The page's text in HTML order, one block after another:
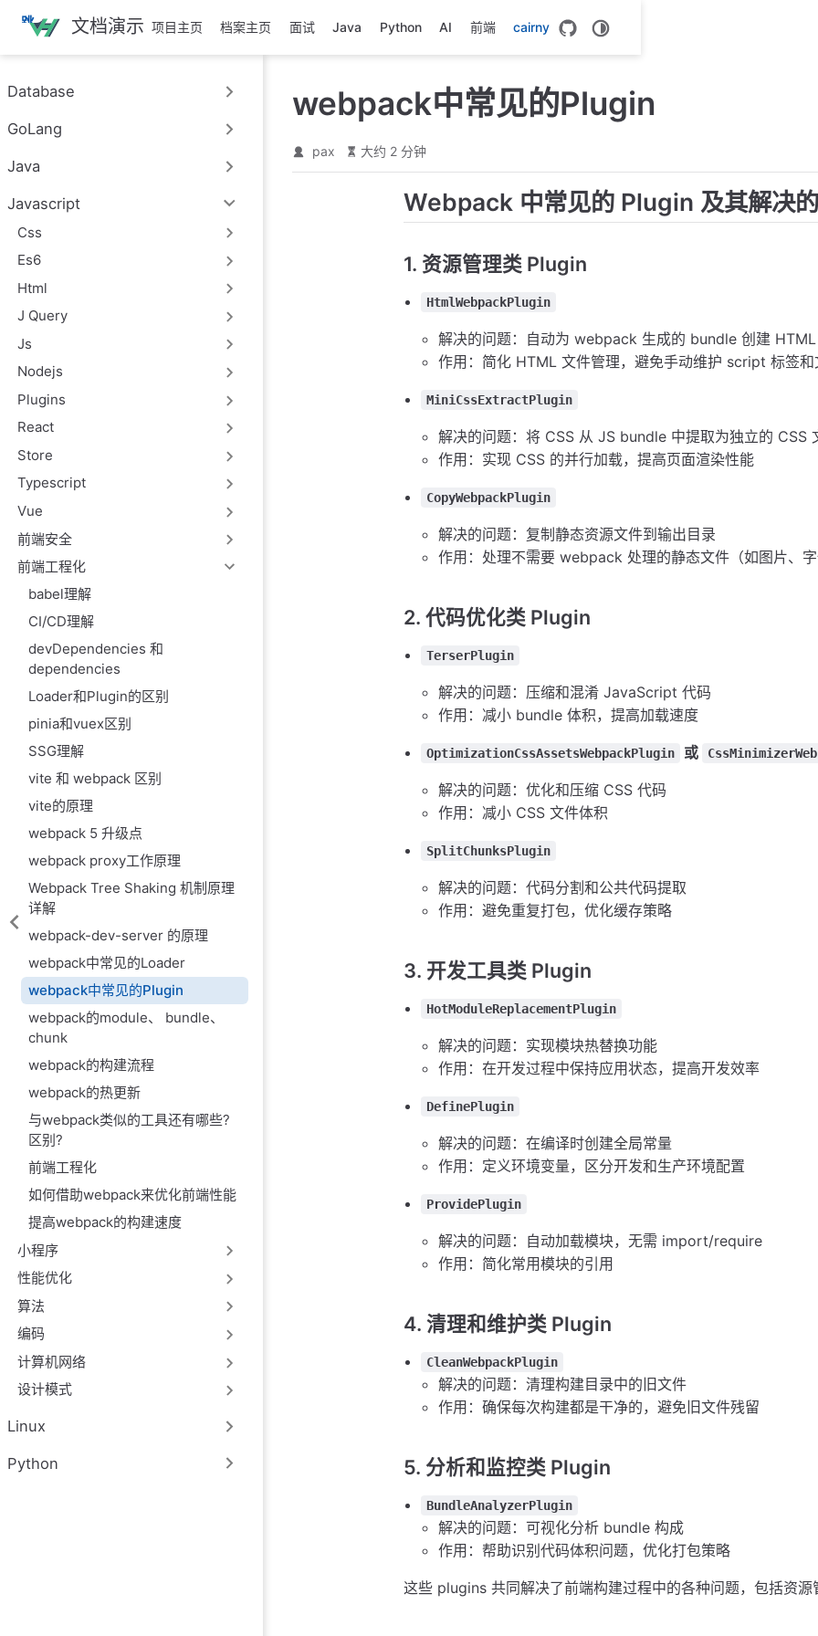
跳
主
內
文档演示 项目主页 档案主页 面试 Java Python AI 前端 cairny
Database
GoLang
Java
Javascript
Css
Es6
Html
J Query
Js
Nodejs
Plugins
React
Store
Typescript
Vue
前端安全
前端工程化
babel理解
CI/CD理解
devDependencies 和
dependencies
Loader和Plugin的区别
pinia和vuex区别
SSG理解
vite 和 webpack 区别
vite的原理
webpack 5 升级点
webpack proxy工作原理
Webpack Tree Shaking 机制原理
详解
webpack-dev-server 的原理
webpack中常见的Loader
webpack中常见的Plugin
webpack的module、 bundle、
chunk
webpack的构建流程
webpack的热更新
与webpack类似的工具还有哪些?
区别?
前端工程化
如何借助webpack来优化前端性能
提高webpack的构建速度
小程序
性能优化
算法
编码
计算机网络
设计模式
Linux
Python
webpack中常见的Plugin
pax 大约 2 分钟
Webpack 中常见的 Plugin 及其解决
1. 资源管理类 Plugin
HtmlWebpackPlugin
解决的问题：自动为 webpack 生成的 bundle 创建
作用：简化 HTML 文件管理，避免手动维护 script 标签和
MiniCssExtractPlugin
解决的问题：将 CSS 从 JS bundle 中提取为独立的 CSS
作用：实现 CSS 的并行加载，提高页面渲染性能
CopyWebpackPlugin
解决的问题：复制静态资源文件到输出目录
作用：处理不需要 webpack 处理的静态文件（如图片、字
2. 代码优化类 Plugin
TerserPlugin
解决的问题：压缩和混淆 JavaScript 代码
作用：减小 bundle 体积，提高加载速度
OptimizationCssAssetsWebpackPlugin 或
解决的问题：优化和压缩 CSS 代码
作用：减小 CSS 文件体积
SplitChunksPlugin
解决的问题：代码分割和公共代码提取
作用：避免重复打包，优化缓存策略
3. 开发工具类 Plugin
HotModuleReplacementPlugin
解决的问题：实现模块热替换功能
作用：在开发过程中保持应用状态，提高开发效率
DefinePlugin
解决的问题：在编译时创建全局常量
作用：定义环境变量，区分开发和生产环境配置
ProvidePlugin
解决的问题：自动加载模块，无需 import/require
作用：简化常用模块的引用
4. 清理和维护类 Plugin
CleanWebpackPlugin
解决的问题：清理构建目录中的旧文件
作用：确保每次构建都是干净的，避免旧文件残留
5. 分析和监控类 Plugin
BundleAnalyzerPlugin
解决的问题：可视化分析 bundle 构成
作用：帮助识别代码体积问题，优化打包策略
这些 plugins 共同解决了前端构建过程中的各种问题，包括资源